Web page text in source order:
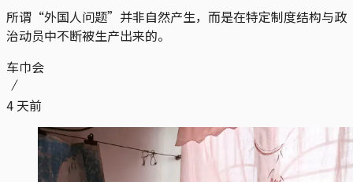
所谓“外国人问题”并非自然产生，而是在特定制度结构与政
治动员中不断被生产出来的。
车巾会
4 天前